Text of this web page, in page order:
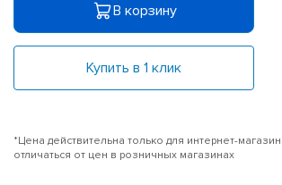
В корзину
Купить в 1 клик
*Цена действительна только для интернет-
отличаться от цен в розничных магазинах